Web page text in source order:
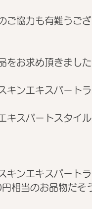
ご協力も有難うご
をお求め頂きました
キンエキスパート
キスパートスタイル
キンエキスパート
相当のお品物だそ